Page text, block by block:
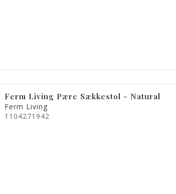
Ferm Living Pære Sækkestol - Natural
Ferm Living
1104271942